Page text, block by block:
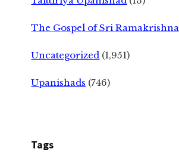
The Gospel of Sri Ramakrishna
Uncategorized (1,951)
Upanishads (746)
Tags